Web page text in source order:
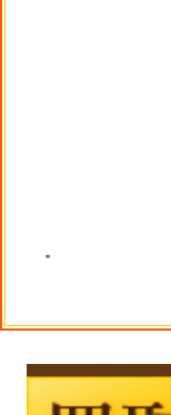
＂